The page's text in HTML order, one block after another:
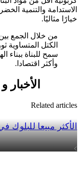
الاستدامة والتنمية
خيارًا مثاليًا.
من خلال الجمع
الكتل المتساوية
سمح للبناة ببناء
وأكثر اقتصادا.
الأخبار و
Related articles
الأكثر مبيعا للبلوك
عرض المزيد